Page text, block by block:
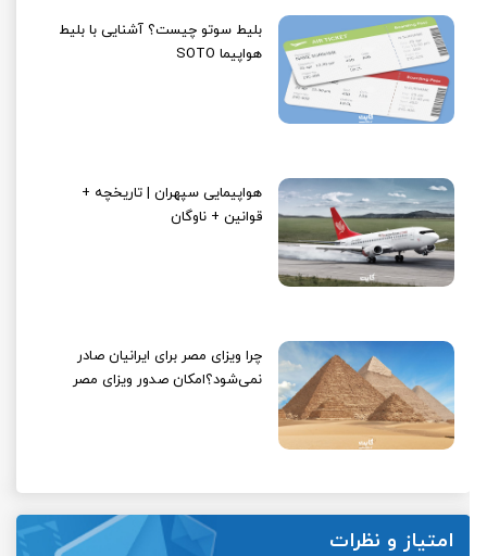
بلیط سوتو چیست؟ آشنایی با بلیط
هواپیما SOTO
هواپیمایی سپهران | تاریخچه +
قوانین + ناوگان
چرا ویزای مصر برای ایرانیان صادر
نمی‌شود؟امکان صدور ویزای مصر
امتیاز و نظرات